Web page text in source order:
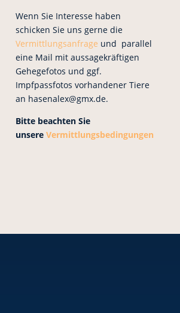
Wenn Sie Interesse haben
schicken Sie uns gerne die
Vermittlungsanfrage und parallel
eine Mail mit aussagekräftigen
Gehegefotos und ggf.
Impfpassfotos vorhandener Tiere
an hasenalex@gmx.de.
Bitte beachten Sie
unsere Vermittlungsbedingungen